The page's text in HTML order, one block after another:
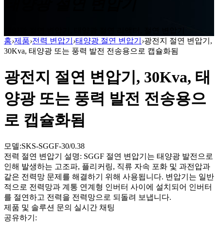
홈›제품›전력 변압기 ›태양광 절연 변압기 ›광전지 절연 변압기,
30Kva, 태양광 또는 풍력 발전 전송용으로 캡슐화됨
광전지 절연 변압기, 30Kva, 태
양광 또는 풍력 발전 전송용으
로 캡슐화됨
모델:SKS-SGGF-30/0.38
전력 절연 변압기 설명: SGGF 절연 변압기는 태양광 발전으로
인해 발생하는 고조파, 플리커링, 직류 자속 포화 및 과전압과
같은 전력망 문제를 해결하기 위해 사용됩니다. 변압기는 일반
적으로 전력망과 계통 연계형 인버터 사이에 설치되어 인버터
를 절연하고 전력을 전력망으로 되돌려 보냅니다.
제품 및 솔루션 문의 실시간 채팅
공유하기: